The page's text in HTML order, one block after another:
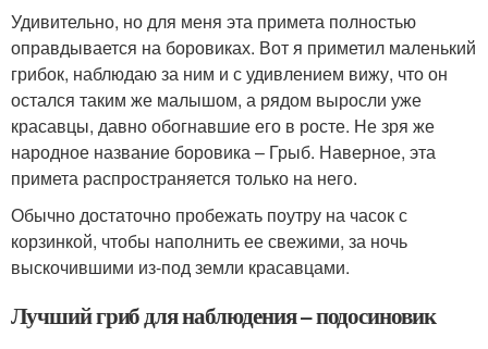
Удивительно, но для меня эта примета полностью
оправдывается на боровиках. Вот я приметил маленький
грибок, наблюдаю за ним и с удивлением вижу, что он
остался таким же малышом, а рядом выросли уже
красавцы, давно обогнавшие его в росте. Не зря же
народное название боровика – Грыб. Наверное, эта
примета распространяется только на него.
Обычно достаточно пробежать поутру на часок с
корзинкой, чтобы наполнить ее свежими, за ночь
выскочившими из-под земли красавцами.
Лучший гриб для наблюдения – подосиновик